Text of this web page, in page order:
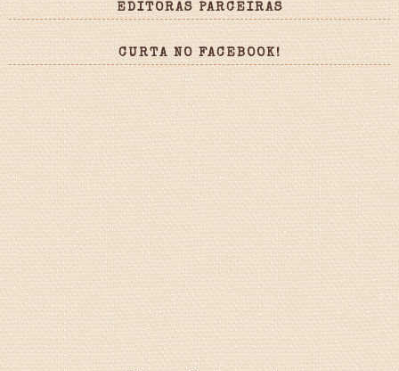
EDITORAS PARCEIRAS
CURTA NO FACEBOOK!